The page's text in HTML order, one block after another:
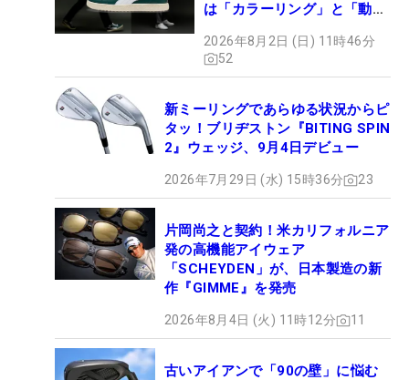
は「カラーリング」と「動き
2026年8月2日 (日) 11時46分
52
新ミーリングであらゆる状況からピ
タッ！ブリヂストン『BITING SPIN
2』ウェッジ、9月4日デビュー
2026年7月29日 (水) 15時36分 23
片岡尚之と契約！米カリフォルニア
発の高機能アイウェア
「SCHEYDEN」が、日本製造の新
作『GIMME』を発売
2026年8月4日 (火) 11時12分 11
古いアイアンで「90の壁」に悩む